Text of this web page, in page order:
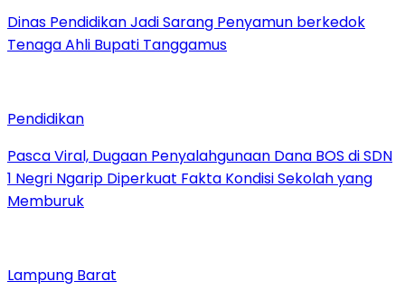
Dinas Pendidikan Jadi Sarang Penyamun berkedok
Tenaga Ahli Bupati Tanggamus
Pendidikan
Pasca Viral, Dugaan Penyalahgunaan Dana BOS di SDN
1 Negri Ngarip Diperkuat Fakta Kondisi Sekolah yang
Memburuk
Lampung Barat